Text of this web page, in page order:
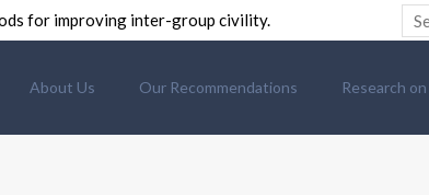
for improving inter-group civility.
About Us Our Recommendations Research